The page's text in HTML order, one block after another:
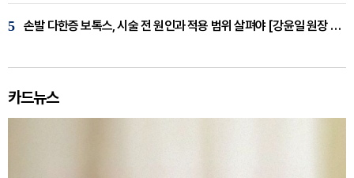
5 손발 다한증 보톡스, 시술 전 원인과 적용 범위 살펴야 [강윤일 원장 칼럼]
카드뉴스